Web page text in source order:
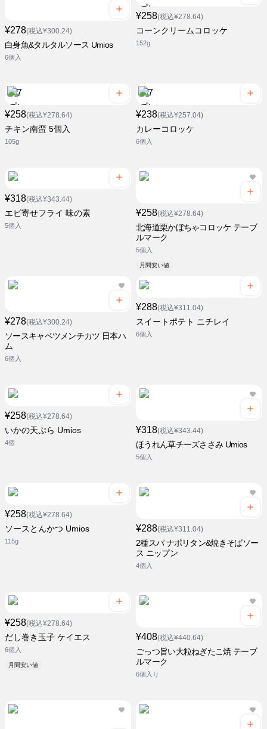
¥278(税込¥300.24)
白身魚&タルタルソース Umios
6個入
¥258(税込¥278.64)
コーンクリームコロッケ
152g
¥258(税込¥278.64)
チキン南蛮 5個入
105g
¥238(税込¥257.04)
カレーコロッケ
6個入
¥318(税込¥343.44)
エビ寄せフライ 味の素
5個入
¥258(税込¥278.64)
北海道栗かぼちゃコロッケ テーブ
ルマーク
5個入
月間安い値
¥278(税込¥300.24)
ソースキャベツメンチカツ 日本ハ
ム
6個入
¥288(税込¥311.04)
スイートポテト ニチレイ
6個入
¥258(税込¥278.64)
いかの天ぷら Umios
4個
¥318(税込¥343.44)
ほうれん草チーズささみ Umios
5個入
¥258(税込¥278.64)
ソースとんかつ Umios
115g
¥288(税込¥311.04)
2種スパ ナポリタン&焼きそばソー
ス ニップン
4個入
¥258(税込¥278.64)
だし巻き玉子 ケイエス
6個入
月間安い値
¥408(税込¥440.64)
ごっつ旨い大粒ねぎたこ焼 テーブ
ルマーク
6個入り